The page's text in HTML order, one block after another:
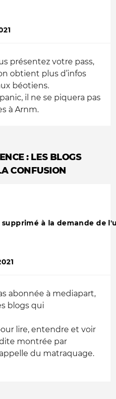
présentez votre pass,
obtient plus d’infos
béotiens.
il ne se piquera pas
à Arnm.
: LES BLOGS
CONFUSION
supprimé à la demande de
abonnée à mediapart,
blogs qui
lire, entendre et voir
montrée par
du matraquage.